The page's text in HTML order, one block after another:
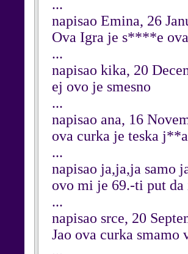
...
napisao Emina, 26
Ova Igra je s****e
...
napisao kika, 20
ej ovo je smesno
...
napisao ana, 16
ova curka je teska
...
napisao ja,ja,ja samo
ovo mi je 69.-ti put
...
napisao srce, 20
Jao ova curka